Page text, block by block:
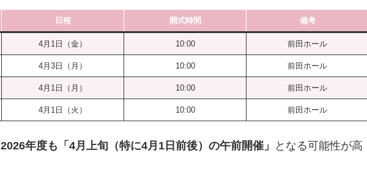
日程 開式時間 備考
4月1日（金） 10:00 前田ホール
4月3日（月） 10:00 前田ホール
4月1日（月） 10:00 前田ホール
4月1日（火） 10:00 前田ホール
2026年度も「4月上旬（特に4月1日前後）の午前開催」
となる可能性が高